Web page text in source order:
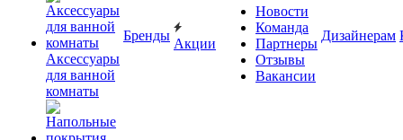
Аксессуары
для ванной
комнаты
Бренды
Акции
Новости
Команда
Партнеры
Отзывы
Вакансии
Дизайнерам